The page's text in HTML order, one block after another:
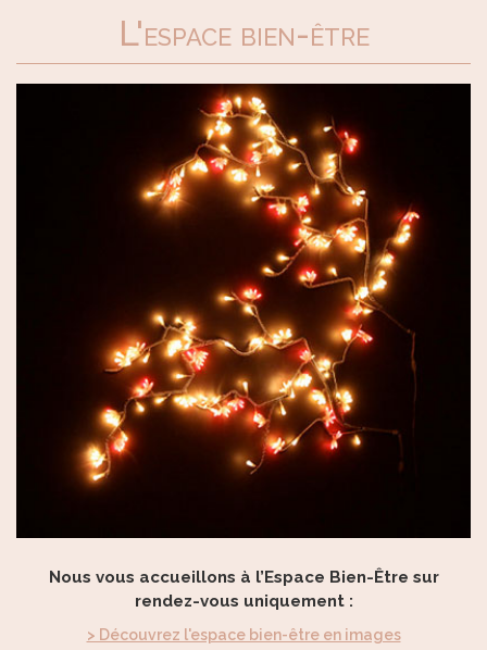
L'espace bien-être
Nous vous accueillons à l’Espace Bien-Être sur
rendez-vous uniquement :
> Découvrez l'espace bien-être en images